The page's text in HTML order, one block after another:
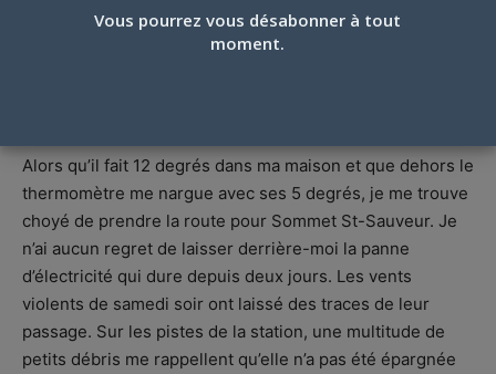
Patrick Teasdale
Alors qu’il fait 12 degrés dans ma maison et que dehors le
thermomètre me nargue avec ses 5 degrés, je me trouve
choyé de prendre la route pour Sommet St-Sauveur. Je
n’ai aucun regret de laisser derrière-moi la panne
d’électricité qui dure depuis deux jours. Les vents
violents de samedi soir ont laissé des traces de leur
passage. Sur les pistes de la station, une multitude de
petits débris me rappellent qu’elle n’a pas été épargnée
Vous pourrez vous désabonner à tout
moment.